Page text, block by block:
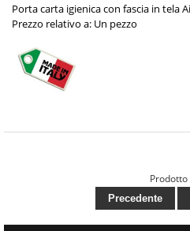
Porta carta igienica con fascia in tela
Prezzo relativo a: Un pezzo
Prodotto
Precedente